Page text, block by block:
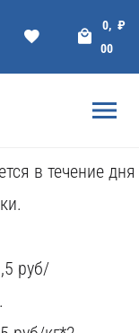
₽
0,
00
КА
в течение дня
руб/